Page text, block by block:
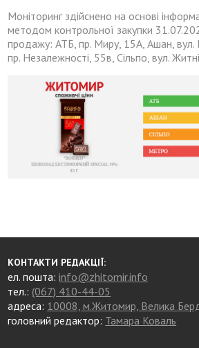
Моніторинг здійснено на основі
методом контрольної закупки
продажу: АТБ, пр. Миру, 15А, Ашан, вул.
пр. Незалежності, 55в, Сільпо, вул.
КОНТАКТИ РЕДАКЦІЇ:
ел. пошта:info@zhitomir.info
тел.: (067) 410-44-05
адреса: 10008, м.Житомир, Велика
головний редактор: Тамара Коваль